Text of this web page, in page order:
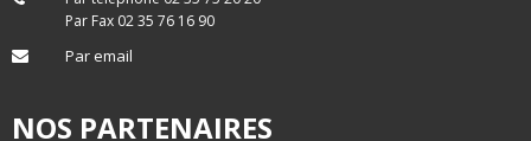
Par Fax 02 35 76 16 90
Par email
NOS PARTENAIRES